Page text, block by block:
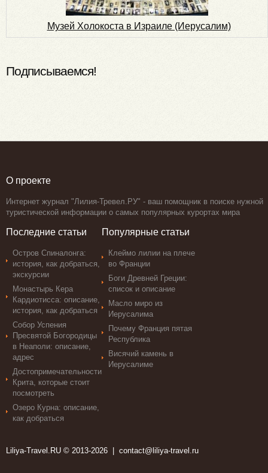
Музей Холокоста в Израиле (Иерусалим)
Подписываемся!
О проекте
Интернет журнал "Лилия-Тревел.РУ" - ваш помощник в поиске нужной
туристической информации о самых популярных курортах мира
Последние статьи
Остров Спиналонга:
история, как добраться,
экскурсии
Монастырь Кера
Кардиотисса: описание,
история, как добраться
Собор Успения
Пресвятой Богородицы
в Неаполи: описание,
адрес
Достопримечательности
Крита, которые стоит
посмотреть
Озеро Курна: описание,
как добраться
Популярные статьи
Клеймо лилии на плече
во Франции
Боги Древней Греции:
список и описание
Масло миро из
Иерусалима
Почему Франция пятая
Республика
Висячий камень в
Иерусалиме
Liliya-Travel.RU © 2013-2026 | contact@liliya-travel.ru